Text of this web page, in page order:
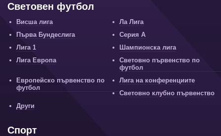
Световен футбол
Висша лига
Ла Лига
Първа Бундеслига
Серия А
Лига 1
Шампионска лига
Лига Европа
Световно първенство по
футбол
Европейско първенство по
футбол
Лига на конференциите
Световно клубно първенство
Други
Спорт